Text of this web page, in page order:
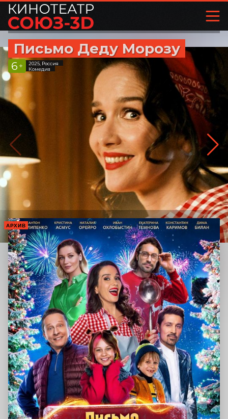
Письмо Деду Морозу
6 +
2025, Россия
Комедия
АРХИВ